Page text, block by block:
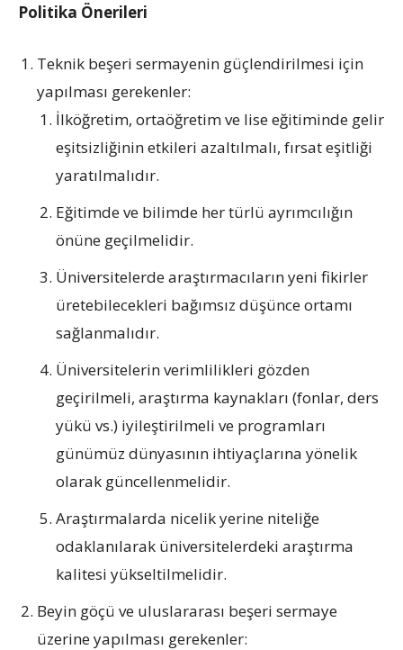
Politika Önerileri
Teknik beşeri sermayenin güçlendirilmesi için
yapılması gerekenler:
İlköğretim, ortaöğretim ve lise eğitiminde gelir
eşitsizliğinin etkileri azaltılmalı, fırsat eşitliği
yaratılmalıdır.
Eğitimde ve bilimde her türlü ayrımcılığın
önüne geçilmelidir.
Üniversitelerde araştırmacıların yeni fikirler
üretebilecekleri bağımsız düşünce ortamı
sağlanmalıdır.
Üniversitelerin verimlilikleri gözden
geçirilmeli, araştırma kaynakları (fonlar, ders
yükü vs.) iyileştirilmeli ve programları
günümüz dünyasının ihtiyaçlarına yönelik
olarak güncellenmelidir.
Araştırmalarda nicelik yerine niteliğe
odaklanılarak üniversitelerdeki araştırma
kalitesi yükseltilmelidir.
Beyin göçü ve uluslararası beşeri sermaye
üzerine yapılması gerekenler: